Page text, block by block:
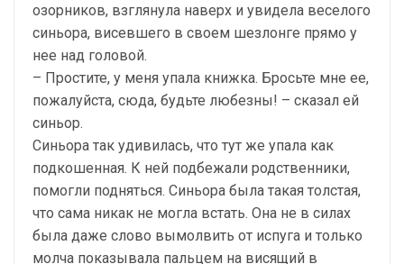
озорников, взглянула наверх и увидела веселого
синьора, висевшего в своем шезлонге прямо у
нее над головой.
– Простите, у меня упала книжка. Бросьте мне ее,
пожалуйста, сюда, будьте любезны! – сказал ей
синьор.
Синьора так удивилась, что тут же упала как
подкошенная. К ней подбежали родственники,
помогли подняться. Синьора была такая толстая,
что сама никак не могла встать. Она не в силах
была даже слово вымолвить от испуга и только
молча показывала пальцем на висящий в